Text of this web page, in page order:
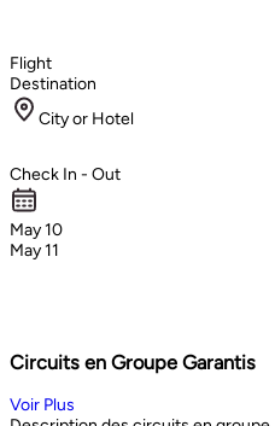
Flight
Destination
City or Hotel
Check In - Out
May 10
May 11
Circuits en Groupe Garantis
Voir Plus